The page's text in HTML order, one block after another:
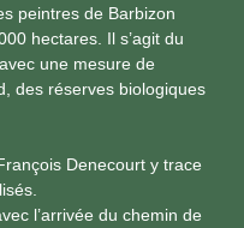
peintres de Barbizon
hectares. Il s’agit du
une mesure de
des réserves biologiques
Denecourt y trace
l’arrivée du chemin de